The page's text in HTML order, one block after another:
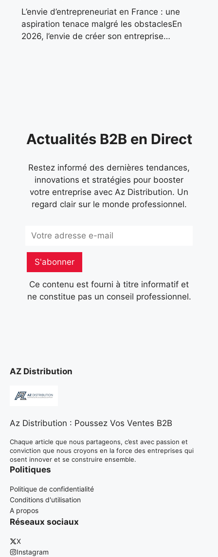
L’envie d’entrepreneuriat en France : une
aspiration tenace malgré les obstaclesEn
2026, l’envie de créer son entreprise
Actualités B2B en Direct
Restez informé des dernières tendances,
innovations et stratégies pour booster
votre entreprise avec Az Distribution. Un
regard clair sur le monde professionnel.
S'abonner
Ce contenu est fourni à titre informatif et
ne constitue pas un conseil professionnel.
AZ Distribution
Az Distribution : Poussez Vos Ventes B2B
Chaque article que nous partageons, c’est avec passion et
conviction que nous croyons en la force des entreprises qui
osent innover et se construire ensemble.
Politiques
Politique de confidentialité
Conditions d'utilisation
A propos
Réseaux sociaux
X
Instagram